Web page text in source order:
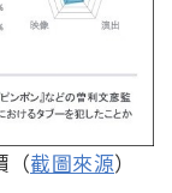
（截圖來源）